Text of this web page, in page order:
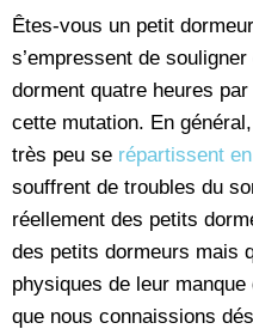
Êtes-vous un petit
s’empressent de
dorment quatre heures
cette mutation. En
très peu se répartissent
souffrent de troubles du
réellement des petits
des petits dormeurs mais
physiques de leur
que nous connaissions